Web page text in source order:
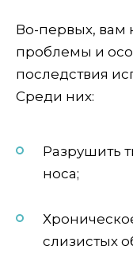
Во-первых, вам
проблемы и
последствия
Среди них:
Разрушить
носа;
слизистых